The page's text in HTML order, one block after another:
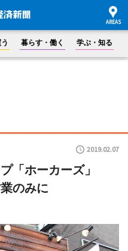
暮らす・働く 学ぶ・知る
2019.02.07
「ホーカーズ」
のみに